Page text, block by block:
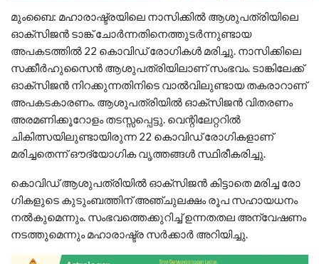
മുംബൈ: മഹാരാഷ്ട്രയിലെ നാസിക്കിൽ ആശുപത്രിയിലെ
ഓക്സിജൻ ടാങ്ക് ചോർന്നതിനെത്തുടർന്നുണ്ടായ
അപകടത്തിൽ 22 കൊവിഡ് രോ​ഗികൾ മരിച്ചു. നാസിക്കിലെ
സക്കീർഹുസൈൻ ആശുപത്രിയിലാണ് സംഭവം. ടാങ്കിലേക്ക്
ഓക്സിജൻ നിറക്കുന്നതിനിടെ വാൽവിലുണ്ടായ തകരാറാണ്
അപകടകാരണം. ആശുപത്രിയിൽ ഓക്സിജൻ വിതരണം
അരമണിക്കൂറോളം തടസ്സപ്പെട്ടു. വെന്റിലേറ്ററിൽ
ചികിത്സയിലുണ്ടായിരുന്ന 22 കൊവിഡ് രോ​ഗികളാണ്
മരിച്ചതെന്ന് ഔദ്യോ​ഗിക വൃത്തങ്ങൾ സ്ഥിരീകരിച്ചു.
കൊവിഡ് ആശുപത്രിയിൽ ഓക്സിജൻ കിട്ടാതെ മരിച്ച രോ​
ഗികളുടെ കുടുംബത്തിന് അഞ്ചുലക്ഷം രൂപ സഹായധനം
നല്‍കുമെന്നും. സംഭവത്തെക്കുറിച്ച് ഉന്നതതല അന്വേഷണം
നടത്തുമെന്നും മഹാരാഷ്ട്ര സര്‍ക്കാര്‍ അറിയിച്ചു.